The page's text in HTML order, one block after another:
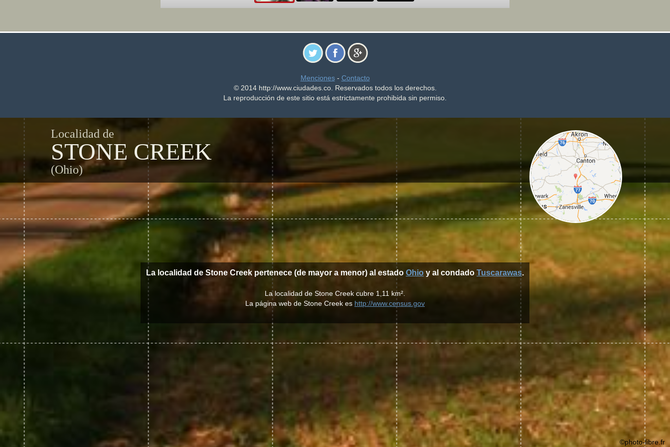
Menciones- Contacto
© 2014 http://www.ciudades.co. Reservados todos los derechos.
La reproducción de este sitio está estrictamente prohibida sin permiso.
Localidad de
STONE CREEK
(Ohio)
La localidad de Stone Creek pertenece (de mayor a menor) al estado Ohio y al condado Tuscarawas.
La localidad de Stone Creek cubre 1,11 km².
La página web de Stone Creek es http://www.census.gov
©photo-libre.fr